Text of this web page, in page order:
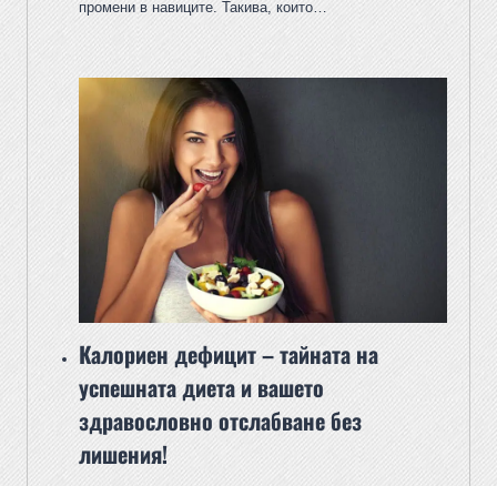
промени в навиците. Такива, които…
Калориен дефицит – тайната на
успешната диета и вашето
здравословно отслабване без
лишения!